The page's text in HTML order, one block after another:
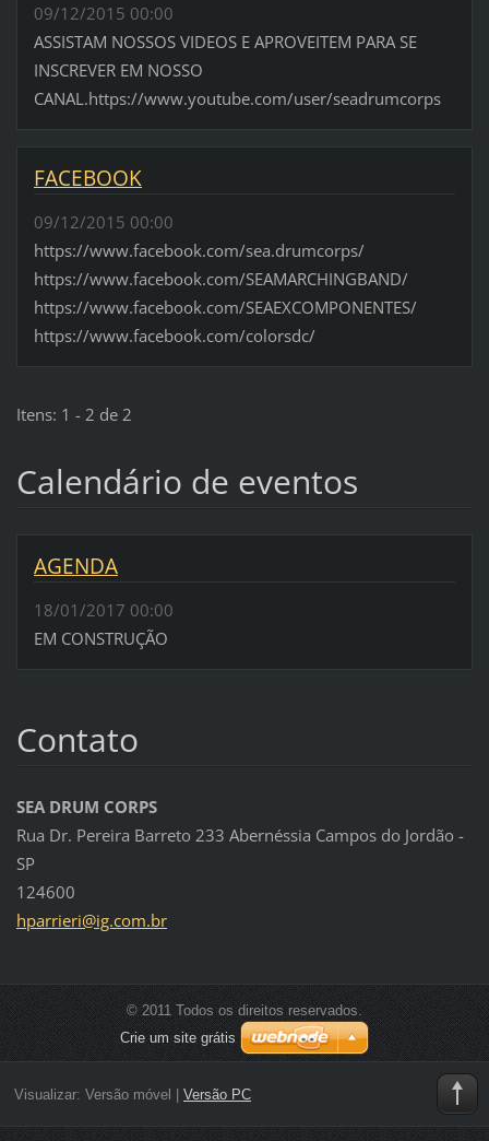
09/12/2015 00:00
ASSISTAM NOSSOS VIDEOS E APROVEITEM PARA SE
INSCREVER EM NOSSO
CANAL.https://www.youtube.com/user/seadrumcorps
FACEBOOK
09/12/2015 00:00
https://www.facebook.com/sea.drumcorps/
https://www.facebook.com/SEAMARCHINGBAND/
https://www.facebook.com/SEAEXCOMPONENTES/
https://www.facebook.com/colorsdc/
Itens: 1 - 2 de 2
Calendário de eventos
AGENDA
18/01/2017 00:00
EM CONSTRUÇÃO
Contato
SEA DRUM CORPS
Rua Dr. Pereira Barreto 233 Abernéssia Campos do Jordão -
SP
124600
hparrieri@ig.com.br
© 2011 Todos os direitos reservados.
Crie um site grátis
Visualizar: Versão móvel Versão PC